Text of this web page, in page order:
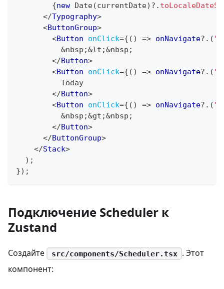
{new Date(currentDate) ?.
</Typography>
<ButtonGroup>
<Button onClick={ ( ) => onNavigate?. (
          &nbsp;&lt;&nbsp;
</Button>
<Button onClick={ ( ) => onNavigate?. (
          Today
</Button>
<Button onClick={ ( ) => onNavigate?. (
          &nbsp;&gt;&nbsp;
</Button>
</ButtonGroup>
</Stack>
) ;
}) ;
Подключение Scheduler к
Zustand
Создайте src/components/Scheduler.tsx
. Этот
компонент: